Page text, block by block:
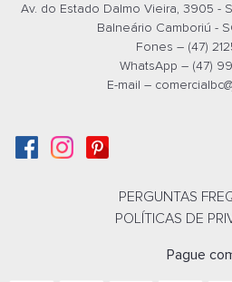
Av. do Estado Dalmo Vieira, 3905 -
Balneário Camboriú -
Fones – (47)
WhatsApp – (47)
E-mail –
PERGUNTAS
POLÍTICAS DE
Pague